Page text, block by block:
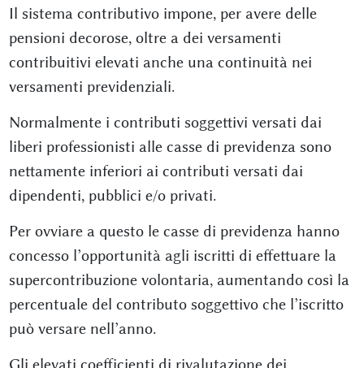
Il sistema contributivo impone, per avere delle
pensioni decorose, oltre a dei versamenti
contribuitivi elevati anche una continuità nei
versamenti previdenziali.
Normalmente i contributi soggettivi versati dai
liberi professionisti alle casse di previdenza sono
nettamente inferiori ai contributi versati dai
dipendenti, pubblici e/o privati.
Per ovviare a questo le casse di previdenza hanno
concesso l’opportunità agli iscritti di effettuare la
supercontribuzione volontaria, aumentando così la
percentuale del contributo soggettivo che l’iscritto
può versare nell’anno.
Gli elevati coefficienti di rivalutazione dei